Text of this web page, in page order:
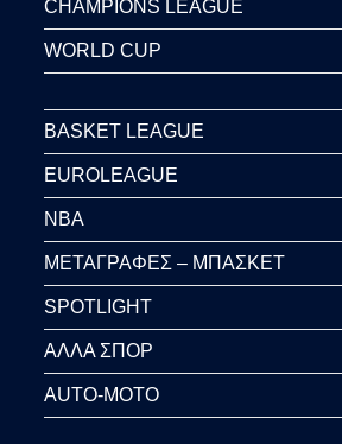
CHAMPIONS LEAGUE
WORLD CUP
BASKET LEAGUE
EUROLEAGUE
NBA
ΜΕΤΑΓΡΑΦΕΣ – ΜΠΑΣΚΕΤ
SPOTLIGHT
ΑΛΛΑ ΣΠΟΡ
AUTO-MOTO